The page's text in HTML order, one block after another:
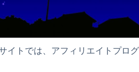
サイトでは、アフィリエイトプロ